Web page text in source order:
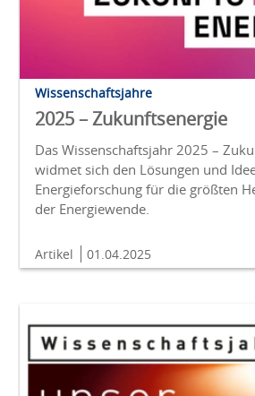
Wissenschaftsjahre
2025 – Zukunftsenergie
Das Wissenschaftsjahr 2025 –
widmet sich den Lösungen und
Energieforschung für die größten
der Energiewende.
Artikel 01.04.2025